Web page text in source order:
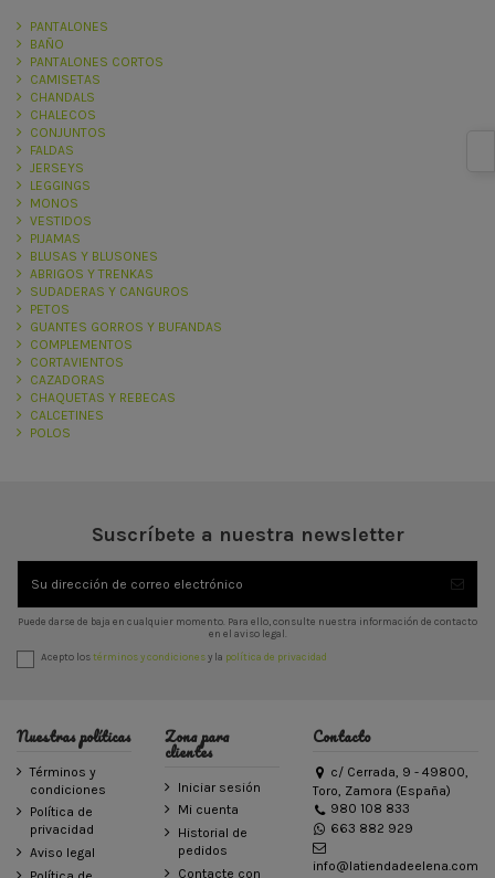
PANTALONES
BAÑO
PANTALONES CORTOS
CAMISETAS
CHANDALS
CHALECOS
CONJUNTOS
FALDAS
JERSEYS
LEGGINGS
MONOS
VESTIDOS
PIJAMAS
BLUSAS Y BLUSONES
ABRIGOS Y TRENKAS
SUDADERAS Y CANGUROS
PETOS
GUANTES GORROS Y BUFANDAS
COMPLEMENTOS
CORTAVIENTOS
CAZADORAS
CHAQUETAS Y REBECAS
CALCETINES
POLOS
Suscríbete a nuestra newsletter
Puede darse de baja en cualquier momento. Para ello, consulte nuestra información de contacto
en el aviso legal.
Acepto lostérminos y condicionesy la política de privacidad
Nuestras políticas
Términos y
condiciones
Política de
privacidad
Aviso legal
Zona para
clientes
Iniciar sesión
Mi cuenta
Historial de
pedidos
Contacte con
Contacto
c/ Cerrada, 9 - 49800,
Toro, Zamora (España)
980 108 833
663 882 929
info@latiendadeelena.com